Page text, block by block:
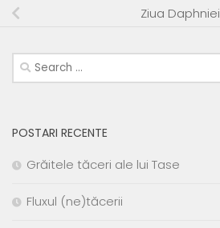
Ziua Daphniei
Search
for:
POSTARI RECENTE
Grăitele tăceri ale lui Tase
Fluxul (ne)tăcerii